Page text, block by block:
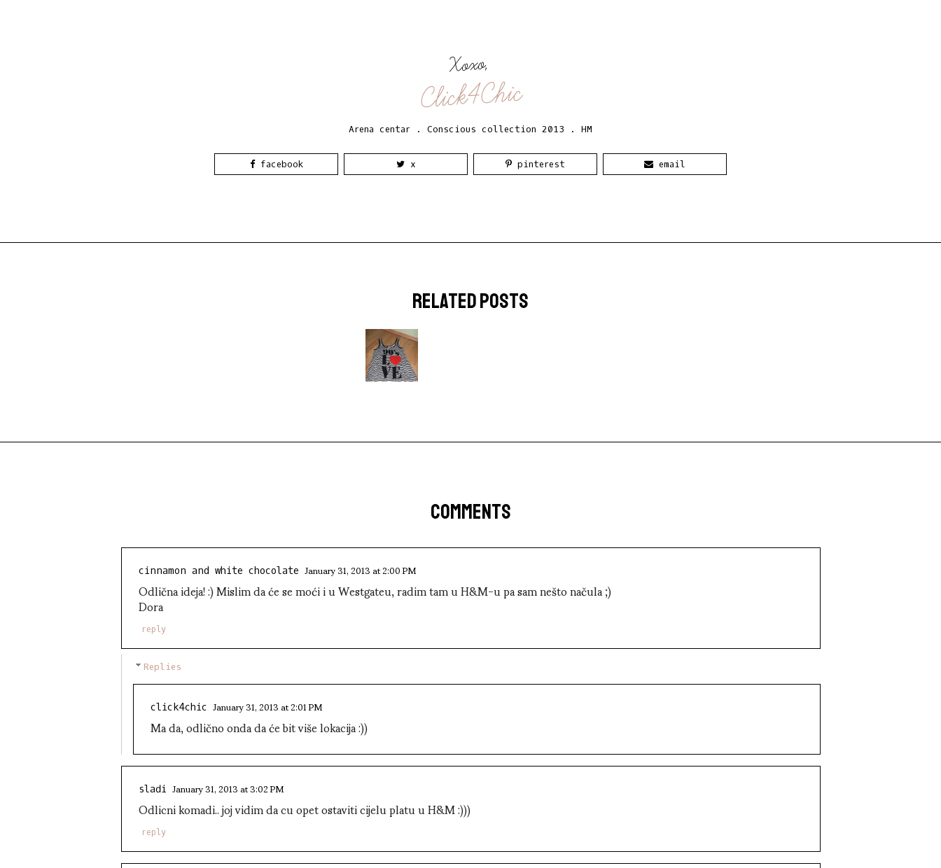
Xoxo,
Click4Chic
Arena centar . Conscious collection 2013 . HM
facebook x pinterest email
related posts
COMMENTS
cinnamon and white chocolate January 31, 2013 at 2:00 PM
Odlična ideja! :) Mislim da će se moći i u Westgateu, radim tam u H&M-u pa sam nešto načula ;)
Dora
reply
Replies
click4chic January 31, 2013 at 2:01 PM
Ma da, odlično onda da će bit više lokacija :))
slađi January 31, 2013 at 3:02 PM
Odlicni komadi.. joj vidim da cu opet ostaviti cijelu platu u H&M :)))
reply